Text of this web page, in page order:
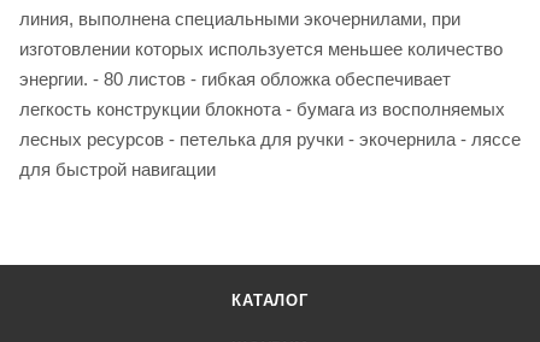
линия, выполнена специальными экочернилами, при
изготовлении которых используется меньшее количество
энергии. - 80 листов - гибкая обложка обеспечивает
легкость конструкции блокнота - бумага из восполняемых
лесных ресурсов - петелька для ручки - экочернила - ляссе
для быстрой навигации
КАТАЛОГ